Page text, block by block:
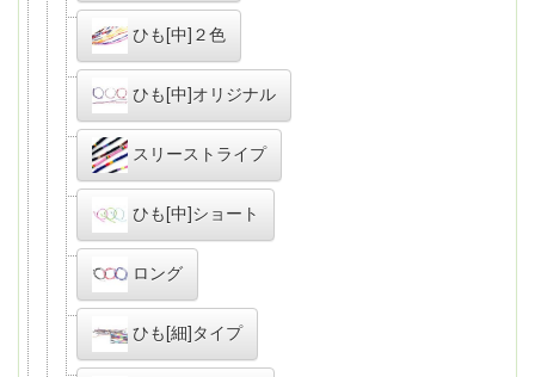
ひも[中]２色
ひも[中]オリジナル
スリーストライプ
ひも[中]ショート
ロング
ひも[細]タイプ